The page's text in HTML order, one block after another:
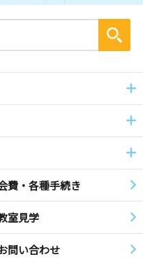
費・各種手続き
室見学
問い合わせ